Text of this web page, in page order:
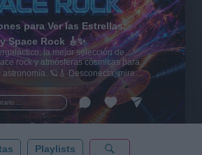
...
para Ver las Estrellas:
Space Rock 🎸✨
la mejor selección de
rock y atmósferas cósmicas para
astronomía. 🪐🎸 Desconecta, mira
y siente la gravedad cero. 💾 ¡Guarda
para tu próxima noche estrellada!
Playlists